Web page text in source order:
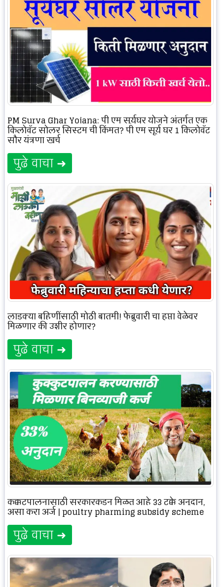
PM Surya Ghar Yojana: पी एम सूर्यघर योजने अंतर्गत एक
किलोवॅट सोलर सिस्टम ची किंमत? पी एम सूर्य घर 1 किलोवॅट
सौर यंत्रणा खर्च
पुढे वाचा ➜
लाडक्या बहिणींसाठी मोठी बातमी! फेब्रुवारी चा हप्ता वेळेवर
मिळणार की उशीर होणार?
पुढे वाचा ➜
कुक्कुटपालनासाठी सरकारकडून मिळत आहे 33 टक्के अनुदान,
असा करा अर्ज | poultry pharming subsidy scheme
पुढे वाचा ➜